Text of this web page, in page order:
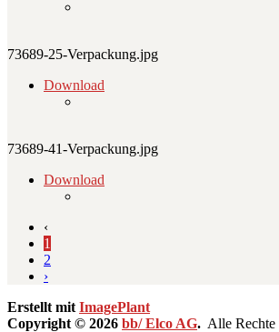
73689-25-Verpackung.jpg
Download
73689-41-Verpackung.jpg
Download
‹
1
2
›
Erstellt mitImagePlant
Copyright © 2026 bb/ Elco AG. Alle Rechte